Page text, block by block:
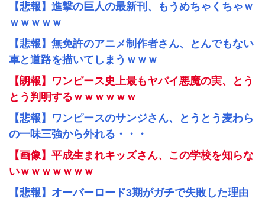
【悲報】進撃の巨人の最新刊、もうめちゃくちゃｗ
ｗｗｗｗｗ
【悲報】無免許のアニメ制作者さん、とんでもない
車と道路を描いてしまうｗｗｗ
【朗報】ワンピース史上最もヤバイ悪魔の実、とう
とう判明するｗｗｗｗｗｗ
【悲報】ワンピースのサンジさん、とうとう麦わら
の一味三強から外れる・・・
【画像】平成生まれキッズさん、この学校を知らな
いｗｗｗｗｗｗｗ
【悲報】オーバーロード3期がガチで失敗した理由